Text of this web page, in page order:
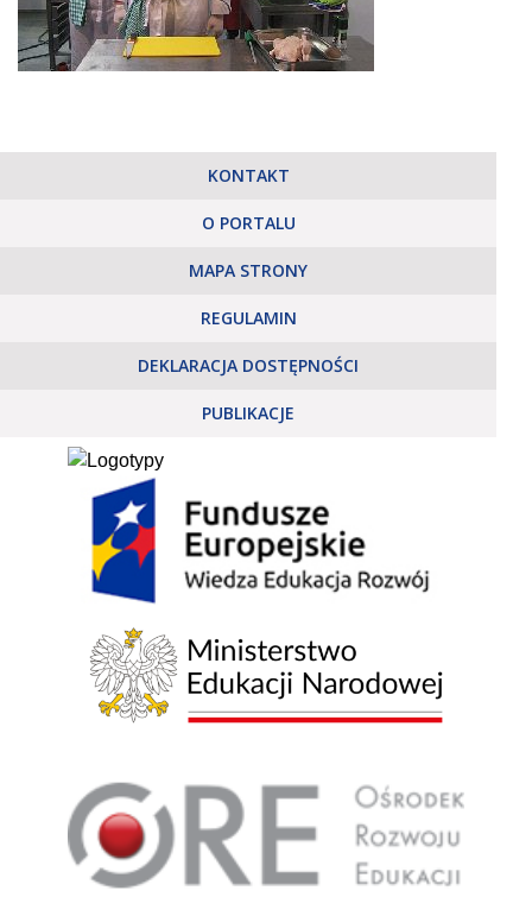
KONTAKT
O PORTALU
MAPA STRONY
REGULAMIN
DEKLARACJA DOSTĘPNOŚCI
PUBLIKACJE